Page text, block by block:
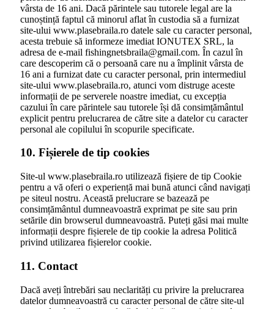
vârsta de 16 ani. Dacă părintele sau tutorele legal are la
cunoștință faptul că minorul aflat în custodia să a furnizat
site-ului www.plasebraila.ro datele sale cu caracter personal,
acesta trebuie să informeze imediat IONUTEX SRL, la
adresa de e-mail fishingnetsbraila@gmail.com. În cazul în
care descoperim că o persoană care nu a împlinit vârsta de
16 ani a furnizat date cu caracter personal, prin intermediul
site-ului www.plasebraila.ro, atunci vom distruge aceste
informații de pe serverele noastre imediat, cu excepția
cazului în care părintele sau tutorele își dă consimțământul
explicit pentru prelucrarea de către site a datelor cu caracter
personal ale copilului în scopurile specificate.
10. Fișierele de tip cookies
Site-ul www.plasebraila.ro utilizează fișiere de tip Cookie
pentru a vă oferi o experiență mai bună atunci când navigați
pe siteul nostru. Această prelucrare se bazează pe
consimțământul dumneavoastră exprimat pe site sau prin
setările din browserul dumneavoastră. Puteți găsi mai multe
informații despre fișierele de tip cookie la adresa Politică
privind utilizarea fișierelor cookie.
11. Contact
Dacă aveți întrebări sau neclarități cu privire la prelucrarea
datelor dumneavoastră cu caracter personal de către site-ul